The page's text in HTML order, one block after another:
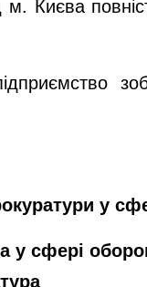
у
у сфері